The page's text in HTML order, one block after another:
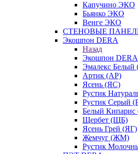
Капучино ЭКО
Бьянко ЭКО
Венге ЭКО
СТЕНОВЫЕ
Экошпон DERA
Назад
Экошпон DERA
Эмалекс Белый
Артик (АР)
Ясень (ЯС)
Рустик
Рустик Серый
Белый Кипарис
Щербет (ЩБ)
Ясень Грей (ЯГ)
Жемчуг (ЖМ)
Рустик